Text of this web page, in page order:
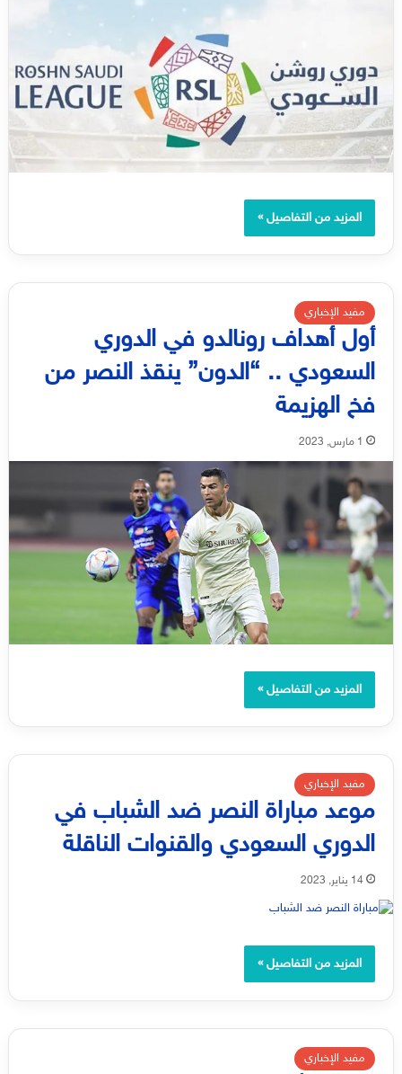
المزيد من التفاصيل »
مفيد الإخباري
أول أهداف رونالدو في الدوري
السعودي .. “الدون” ينقذ النصر من
فخ الهزيمة
1 مارس, 2023
المزيد من التفاصيل »
مفيد الإخباري
موعد مباراة النصر ضد الشباب في
الدوري السعودي والقنوات الناقلة
14 يناير, 2023
المزيد من التفاصيل »
مفيد الإخباري